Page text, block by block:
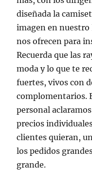
diseñada la
imagen en nuestro
nos ofrecen para
Recuerda que las
moda y lo que te
fuertes, vivos con
complomentarios.
personal
precios
clientes quieran,
los pedidos
grande.